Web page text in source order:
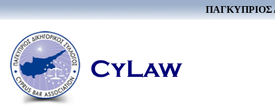
ΠΑΓΚΥΠΡΙΟΣ